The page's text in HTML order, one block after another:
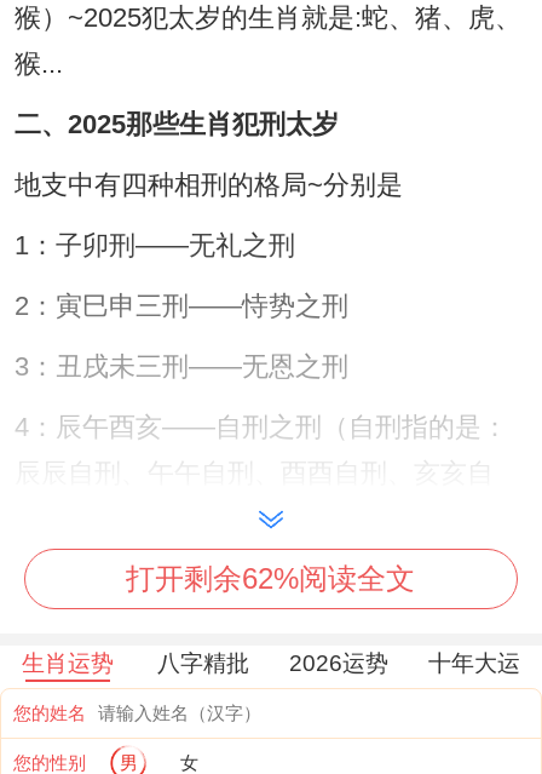
猴）~2025犯太岁的生肖就是:蛇、猪、虎、
猴...
二、2025那些生肖犯刑太岁
地支中有四种相刑的格局~分别是
1：子卯刑——无礼之刑
2：寅巳申三刑——恃势之刑
3：丑戌未三刑——无恩之刑
4：辰午酉亥——自刑之刑（自刑指的是：
辰辰自刑、午午自刑、酉酉自刑、亥亥自
通过上述的相刑格局可以判断、2025是【巳
寅代表虎、申代表猴。2025生肖虎、猴犯刑
太岁.
打开剩余62%阅读全文
生肖运势 八字精批 2026运势 十年大运
您的姓名
您的性别 男 女